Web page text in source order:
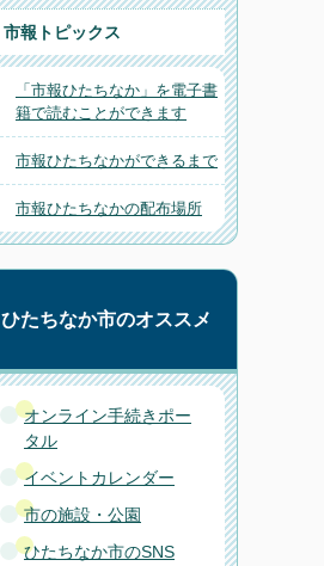
市報トピックス
「市報ひたちなか」を電子書
籍で読むことができます
市報ひたちなかができるまで
市報ひたちなかの配布場所
ひたちなか市のオススメ
オンライン手続きポー
タル
イベントカレンダー
市の施設・公園
ひたちなか市のSNS